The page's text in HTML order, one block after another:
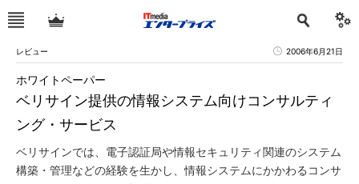
レビュー 2006年6月21日
ベリサイン提供の情報システム向けコンサルティ
ング・サービス
ホワイトペーパー
ベリサインでは、電子認証局や情報セキュリティ関連のシステム
構築・管理などの経験を生かし、情報システムにかかわるコンサ